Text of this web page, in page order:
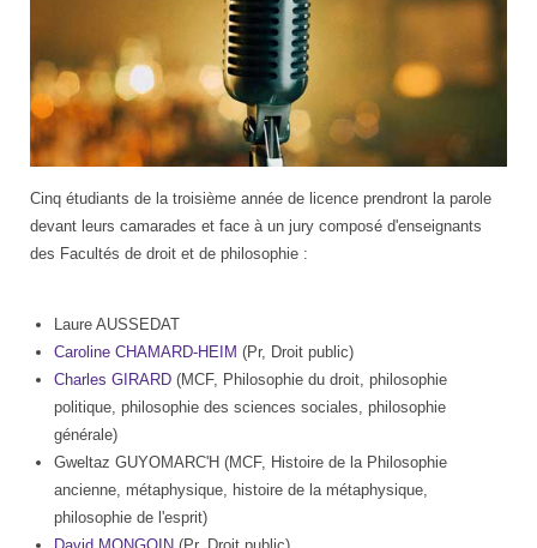
Cinq étudiants de la troisième année de licence prendront la parole
devant leurs camarades et face à un jury composé d'enseignants
des Facultés de droit et de philosophie :
Laure AUSSEDAT
Caroline CHAMARD-HEIM (Pr, Droit public)
Charles GIRARD(MCF, Philosophie du droit, philosophie
politique, philosophie des sciences sociales, philosophie
générale)
Gweltaz GUYOMARC'H (MCF, Histoire de la Philosophie
ancienne, métaphysique, histoire de la métaphysique,
philosophie de l'esprit)